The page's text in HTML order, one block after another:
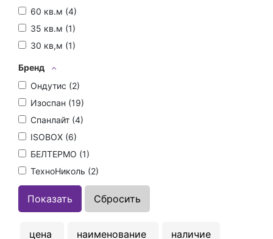
60 кв.м (4)
35 кв.м (1)
30 кв,м (1)
Бренд
Ондутис (2)
Изоспан (19)
Спанлайт (4)
ISOBOX (6)
БЕЛТЕРМО (1)
ТехноНиколь (2)
цена наименование наличие